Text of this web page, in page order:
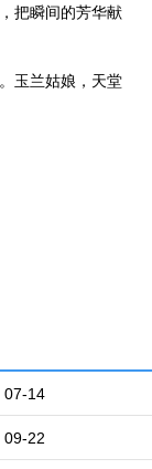
把瞬间的芳华献
玉兰姑娘，天堂
07-14
09-22